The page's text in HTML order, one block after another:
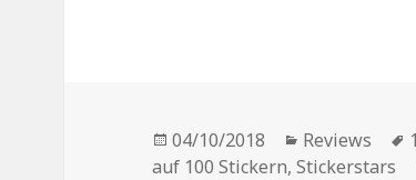
Veröffentlicht
am
04/10/2018 Kategorien
Reviews
auf 100 Stickern,Stickerstars